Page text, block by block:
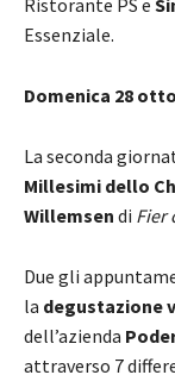
Essenziale.
Domenica 28
La seconda
Millesimi dello
Willemsen di Fier
Due gli
la degustazione
dell’azienda
attraverso 7